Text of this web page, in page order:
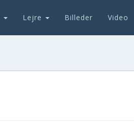
Lejre Billeder Video